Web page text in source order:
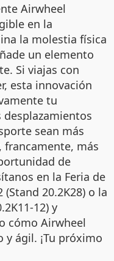
Airwheel
en la
la molestia física
un elemento
Si viajas con
esta innovación
tu
sean más
francamente, más
de
en la Feria de
20.2K28) o la
12) y
cómo Airwheel
y ágil. ¡Tu próximo